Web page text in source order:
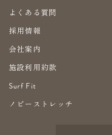
よくある質問
採用情報
会社案内
施設利用約款
Surf Fit
ノビーストレッチ